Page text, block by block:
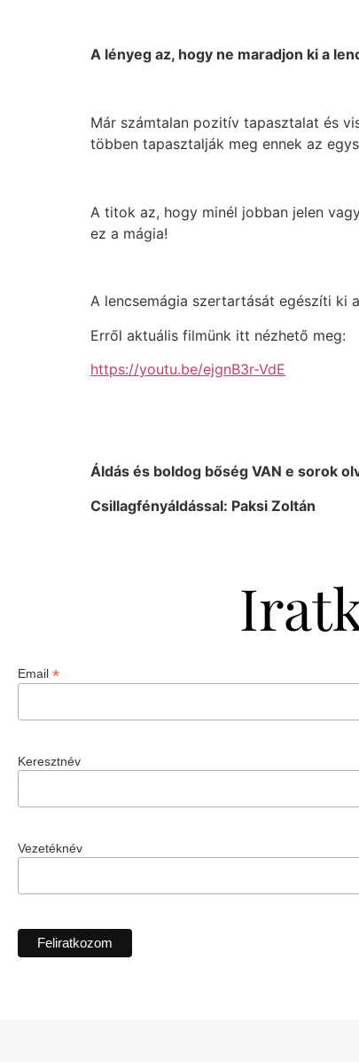
A lényeg az, hogy ne maradjon ki a
Már számtalan pozitív tapasztalat és
többen tapasztalják meg ennek az
A titok az, hogy minél jobban jelen
ez a mágia!
A lencsemágia szertartását egészíti ki
Erről aktuális filmünk itt nézhető meg:
https://youtu.be/ejgnB3r-VdE
Áldás és boldog bőség VAN e sorok
Csillagfényáldással: Paksi Zoltán
Email *
Keresztnév
Vezetéknév